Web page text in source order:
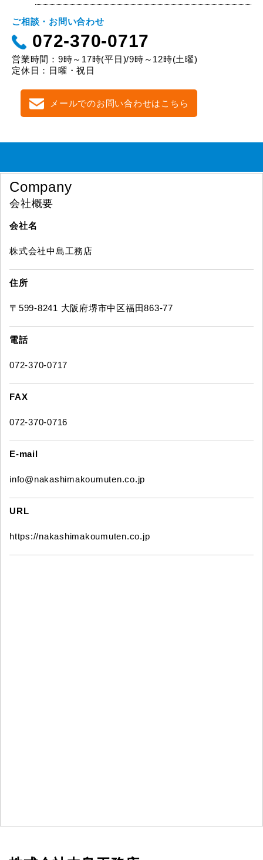
ご相談・お問い合わせ
072-370-0717
営業時間：9時～17時(平日)/9時～12時(土曜)
定休日：日曜・祝日
メールでのお問い合わせはこちら
Company
会社概要
会社名
株式会社中島工務店
住所
〒599-8241 大阪府堺市中区福田863-77
電話
072-370-0717
FAX
072-370-0716
E-mail
info@nakashimakoumuten.co.jp
URL
https://nakashimakoumuten.co.jp